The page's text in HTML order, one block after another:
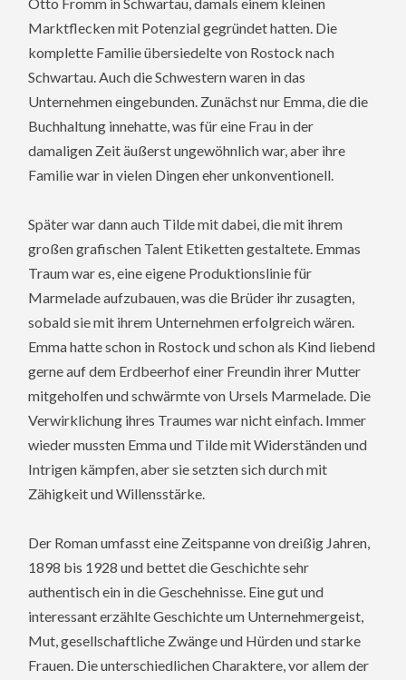
Marktflecken mit Potenzial gegründet hatten. Die
komplette Familie übersiedelte von Rostock nach
Schwartau. Auch die Schwestern waren in das
Unternehmen eingebunden. Zunächst nur Emma, die die
Buchhaltung innehatte, was für eine Frau in der
damaligen Zeit äußerst ungewöhnlich war, aber ihre
Familie war in vielen Dingen eher unkonventionell.
Später war dann auch Tilde mit dabei, die mit ihrem
großen grafischen Talent Etiketten gestaltete. Emmas
Traum war es, eine eigene Produktionslinie für
Marmelade aufzubauen, was die Brüder ihr zusagten,
sobald sie mit ihrem Unternehmen erfolgreich wären.
Emma hatte schon in Rostock und schon als Kind liebend
gerne auf dem Erdbeerhof einer Freundin ihrer Mutter
mitgeholfen und schwärmte von Ursels Marmelade. Die
Verwirklichung ihres Traumes war nicht einfach. Immer
wieder mussten Emma und Tilde mit Widerständen und
Intrigen kämpfen, aber sie setzten sich durch mit
Zähigkeit und Willensstärke.
Der Roman umfasst eine Zeitspanne von dreißig Jahren,
1898 bis 1928 und bettet die Geschichte sehr
authentisch ein in die Geschehnisse. Eine gut und
interessant erzählte Geschichte um Unternehmergeist,
Mut, gesellschaftliche Zwänge und Hürden und starke
Frauen. Die unterschiedlichen Charaktere, vor allem der